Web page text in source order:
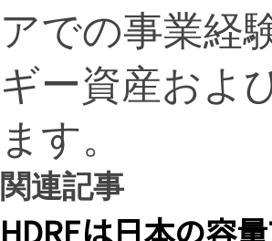
アでの事業経
ギー資産およ
ます。
関連記事
HDREは日本の容